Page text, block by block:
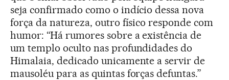
seja confirmado como o indício dessa nova
força da natureza, outro físico responde com
humor: “Há rumores sobre a existência de
um templo oculto nas profundidades do
Himalaia, dedicado unicamente a servir de
mausoléu para as quintas forças defuntas.”